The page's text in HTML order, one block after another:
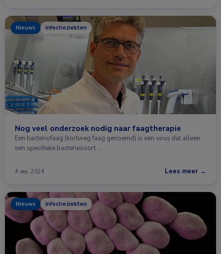
Nieuws Infectieziekten
Nog veel onderzoek nodig naar faagtherapie
Een bacteriofaag (kortweg faag genoemd) is een virus dat alleen
een specifieke bacteriesoort …
4 sep. 2024 Lees meer →
Nieuws Infectieziekten